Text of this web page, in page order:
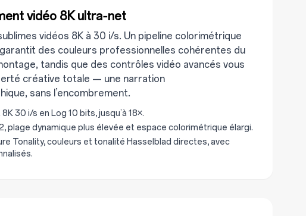
vidéo 8K ultra‑net
vidéos 8K à 30 i/s. Un pipeline colorimétrique
des couleurs professionnelles cohérentes du
tandis que des contrôles vidéo avancés vous
créative totale — une narration
sans l’encombrement.
30 i/s en Log 10 bits, jusqu’à 18×.
plage dynamique plus élevée et espace colorimétrique élargi.
Tonality, couleurs et tonalité Hasselblad directes, avec